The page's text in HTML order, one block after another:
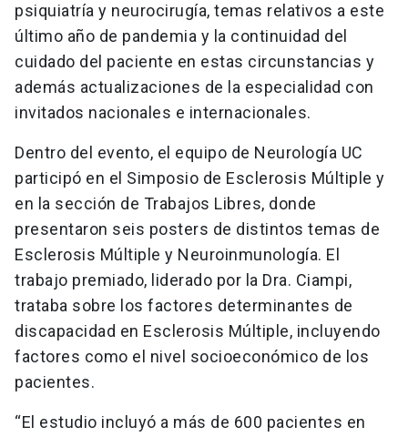
psiquiatría y neurocirugía, temas relativos a este
último año de pandemia y la continuidad del
cuidado del paciente en estas circunstancias y
además actualizaciones de la especialidad con
invitados nacionales e internacionales.
Dentro del evento, el equipo de Neurología UC
participó en el Simposio de Esclerosis Múltiple y
en la sección de Trabajos Libres, donde
presentaron seis posters de distintos temas de
Esclerosis Múltiple y Neuroinmunología. El
trabajo premiado, liderado por la Dra. Ciampi,
trataba sobre los factores determinantes de
discapacidad en Esclerosis Múltiple, incluyendo
factores como el nivel socioeconómico de los
pacientes.
“El estudio incluyó a más de 600 pacientes en